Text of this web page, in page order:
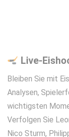
Live-
Bleiben Sie mit
Analysen,
wichtigsten
Verfolgen Sie
Nico Sturm,